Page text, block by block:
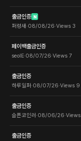
출금인증 N
퍼렁새 ·08/08/26·Views 3
페이백출금인증
seolE·08/07/26·Views 7
출금인증
하루일퍼·08/07/26·Views 9
출금인증
슬픈코인러·08/06/26·Views
출금인증